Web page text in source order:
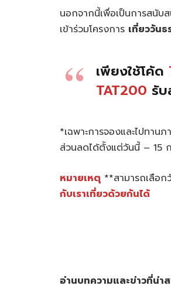
นอกจากนี้เพื่อเป็นการสนั
เข้าร่วมโครงการ เที่ยววันธ
เพียงใช้โค้ด
TAT200 รั
*เฉพาะการจองและไปทาน
ส่วนลดได้ตั้งแต่วันนี้ – 15
หมายเหตุ **สามารถเลือก
กับเราเที่ยวด้วยกันได้
อ่านบทความและข่าวที่น่า